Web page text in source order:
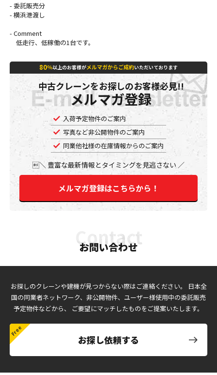
- 委託販売分
- 横浜港渡し
- Comment
低走行、低稼働の1台です。
80％以上のお客様がメルマガからご成約いただいております
中古クレーンをお探しのお客様必見!!
メルマガ登録
入荷予定物件のご案内
写真など非公開物件のご案内
同業他社様の在庫情報からのご案内
豊富な最新情報とタイミングを見逃さない
メルマガ登録はこちらから！
お問い合わせ
お探しのクレーンや建機が見つからない際はご連絡ください。
日本全
国の同業者ネットワーク、非公開物件、ユーザー様使用中の委託販売
予定物件などから、
ご要望にマッチしたものをご提案いたします。
お探し依頼する